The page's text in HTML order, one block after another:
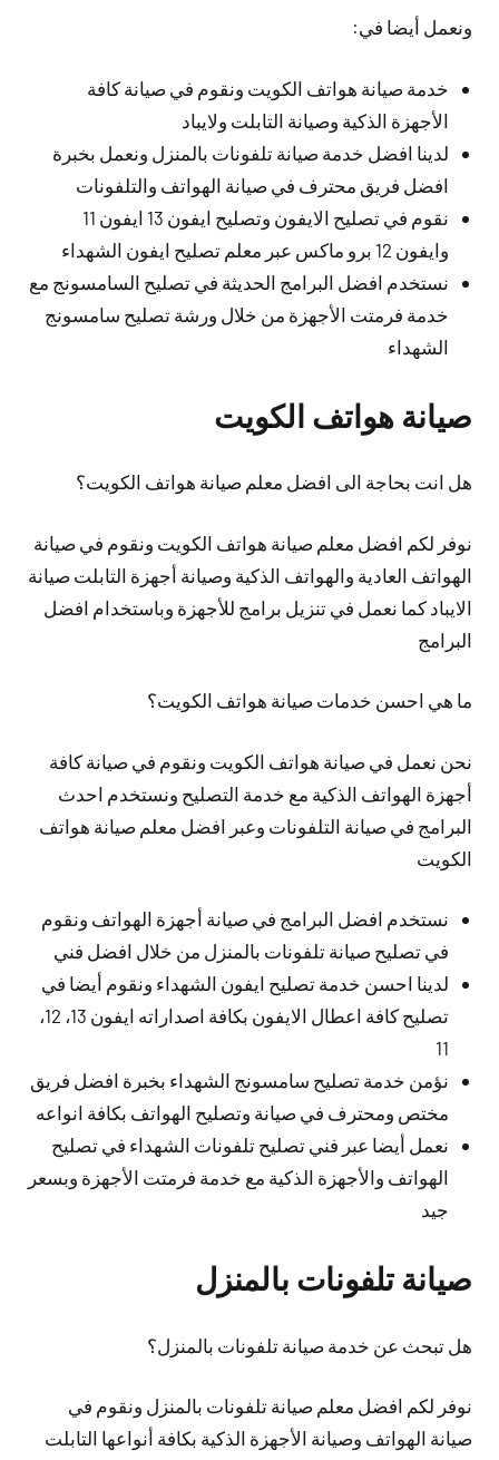
ونعمل أيضا في:
خدمة صيانة هواتف الكويت ونقوم في صيانة كافة
الأجهزة الذكية وصيانة التابلت ولايباد
لدينا افضل خدمة صيانة تلفونات بالمنزل ونعمل بخبرة
افضل فريق محترف في صيانة الهواتف والتلفونات
نقوم في تصليح الايفون وتصليح ايفون 13 ايفون 11
وايفون 12 برو ماكس عبر معلم تصليح ايفون الشهداء
نستخدم افضل البرامج الحديثة في تصليح السامسونج مع
خدمة فرمتت الأجهزة من خلال ورشة تصليح سامسونج
الشهداء
صيانة هواتف الكويت
هل انت بحاجة الى افضل معلم صيانة هواتف الكويت؟
نوفر لكم افضل معلم صيانة هواتف الكويت ونقوم في صيانة
الهواتف العادية والهواتف الذكية وصيانة أجهزة التابلت صيانة
الايباد كما نعمل في تنزيل برامج للأجهزة وباستخدام افضل
البرامج
ما هي احسن خدمات صيانة هواتف الكويت؟
نحن نعمل في صيانة هواتف الكويت ونقوم في صيانة كافة
أجهزة الهواتف الذكية مع خدمة التصليح ونستخدم احدث
البرامج في صيانة التلفونات وعبر افضل معلم صيانة هواتف
الكويت
نستخدم افضل البرامج في صيانة أجهزة الهواتف ونقوم
في تصليح صيانة تلفونات بالمنزل من خلال افضل فني
لدينا احسن خدمة تصليح ايفون الشهداء ونقوم أيضا في
تصليح كافة اعطال الايفون بكافة اصداراته ايفون 13، 12،
11
نؤمن خدمة تصليح سامسونج الشهداء بخبرة افضل فريق
مختص ومحترف في صيانة وتصليح الهواتف بكافة انواعه
نعمل أيضا عبر فني تصليح تلفونات الشهداء في تصليح
الهواتف والأجهزة الذكية مع خدمة فرمتت الأجهزة وبسعر
جيد
صيانة تلفونات بالمنزل
هل تبحث عن خدمة صيانة تلفونات بالمنزل؟
نوفر لكم افضل معلم صيانة تلفونات بالمنزل ونقوم في
صيانة الهواتف وصيانة الأجهزة الذكية بكافة أنواعها التابلت